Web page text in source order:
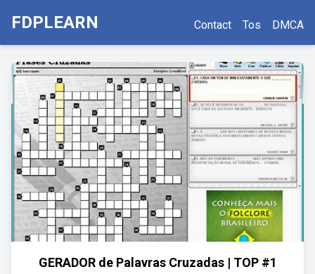
FDPLEARN Contact Tos DMCA
GERADOR de Palavras Cruzadas | TOP #1